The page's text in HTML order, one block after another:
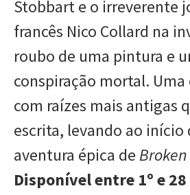
Stobbart e o irreverente
francês Nico Collard na
roubo de uma pintura e
conspiração mortal. Uma
com raízes mais antigas
escrita, levando ao início
aventura épica de
Disponível entre 1º e